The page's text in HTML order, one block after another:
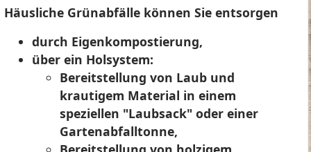
Häusliche Grünabfälle können Sie entsorgen
durch Eigenkompostierung,
über ein Holsystem:
Bereitstellung von Laub und
krautigem Material in einem
speziellen "Laubsack" oder einer
Gartenabfalltonne,